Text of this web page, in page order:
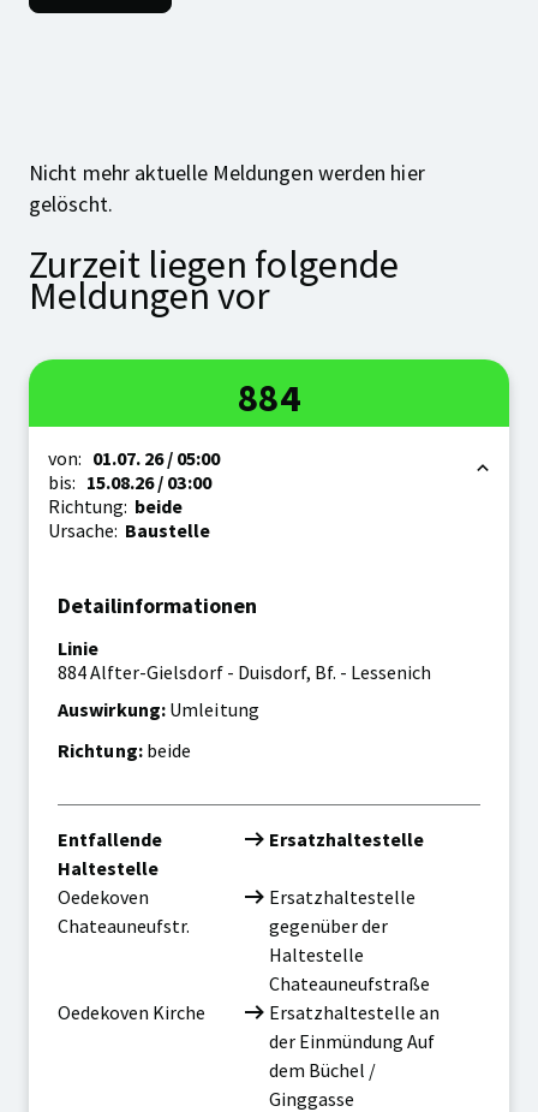
Nicht mehr aktuelle Meldungen werden hier
gelöscht.
Zurzeit liegen folgende
Meldungen vor
Linie
884
Zeitraum
von: 01.07. 26/ 05:00
bis: 15.08.26/ 03:00
Richtung: beide
Ursache: Baustelle
Detailinformationen
Linie
884 Alfter-Gielsdorf - Duisdorf, Bf. - Lessenich
Auswirkung: Umleitung
Richtung:beide
Entfallende
Haltestelle
Ersatzhaltestelle
Entfallende
Haltestelle
Oedekoven
Chateauneufstr.
Ersatzhaltestelle
Ersatzhaltestelle
gegenüber der
Haltestelle
Chateauneufstraße
Entfallende
Oedekoven Kirche Ersatzhaltestelle
Ersatzhaltestelle an
der Einmündung Auf
dem Büchel /
Ginggasse